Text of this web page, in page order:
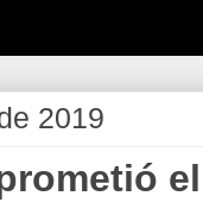
2019